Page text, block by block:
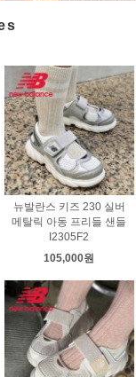
뉴발란스 키즈 230 실버
메탈릭 아동 프리들 샌들
I2305F2
105,000원